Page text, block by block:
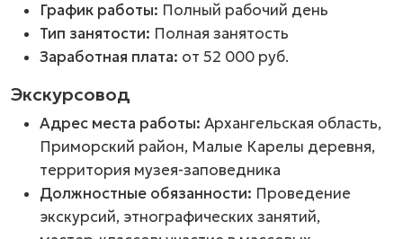
График работы: Полный рабочий день
Тип занятости: Полная занятость
Заработная плата: от 52 000 руб.
Экскурсовод
Адрес места работы: Архангельская область,
Приморский район, Малые Карелы деревня,
территория музея-заповедника
Должностные обязанности: Проведение
экскурсий, этнографических занятий,